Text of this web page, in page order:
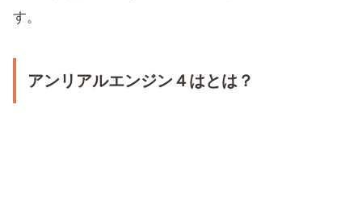
す。
アンリアルエンジン４はとは？